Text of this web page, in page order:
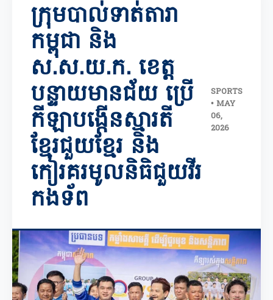
ក្រុមបាល់ទាត់តារា
កម្ពុជា និង
ស.ស.យ.ក. ខេត្ត
បន្ទាយមានជ័យ ប្រើ
កីឡាបង្កើនស្មារតី
ខ្មែរជួយខ្មែរ និង
កៀរគរមូលនិធិជួយវីរ
កងទ័ព
SPORTS
• MAY
06,
2026